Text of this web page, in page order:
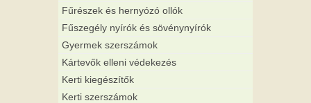
Fűrészek és hernyózó ollók
Fűszegély nyírók és sövénynyírók
Gyermek szerszámok
Kártevők elleni védekezés
Kerti kiegészítők
Kerti szerszámok